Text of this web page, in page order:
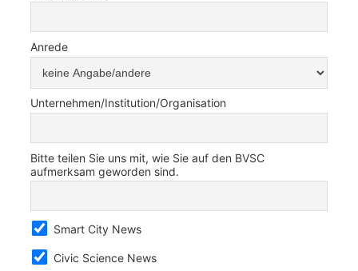
Anrede
Unternehmen/Institution/Organisation
Bitte teilen Sie uns mit, wie Sie auf den BVSC
aufmerksam geworden sind.
Smart City News
Civic Science News